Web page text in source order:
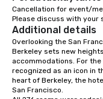
dinners, holiday
entertainment, and
connections. We
from ingredient
instruction, making
planning seamless.
Cancellation for event/
Please discuss with your
Additional details
Overlooking the San
Berkeley sets new
accommodations. For the
recognized as an icon in
heart of Berkeley, the
San Francisco.